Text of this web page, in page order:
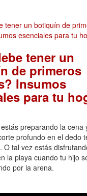
tener un
de primeros
Insumos
para tu
preparando la cena
profundo en el dedo
O tal vez estás
la playa cuando tu hijo
por la arena.